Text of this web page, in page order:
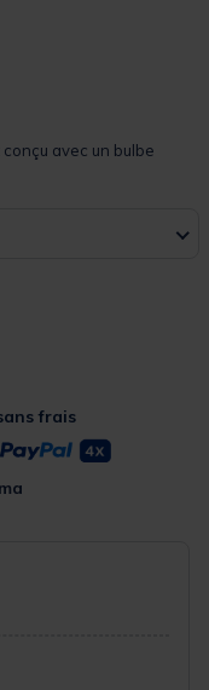
avec un bulbe
frais